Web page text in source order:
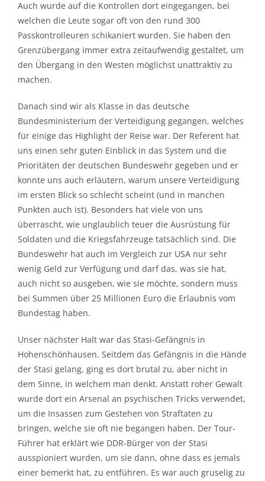
Auch wurde auf die Kontrollen dort eingegangen, bei
welchen die Leute sogar oft von den rund 300
Passkontrolleuren schikaniert wurden. Sie haben den
Grenzübergang immer extra zeitaufwendig gestaltet, um
den Übergang in den Westen möglichst unattraktiv zu
machen.
Danach sind wir als Klasse in das deutsche
Bundesministerium der Verteidigung gegangen, welches
für einige das Highlight der Reise war. Der Referent hat
uns einen sehr guten Einblick in das System und die
Prioritäten der deutschen Bundeswehr gegeben und er
konnte uns auch erläutern, warum unsere Verteidigung
im ersten Blick so schlecht scheint (und in manchen
Punkten auch ist). Besonders hat viele von uns
überrascht, wie unglaublich teuer die Ausrüstung für
Soldaten und die Kriegsfahrzeuge tatsächlich sind. Die
Bundeswehr hat auch im Vergleich zur USA nur sehr
wenig Geld zur Verfügung und darf das, was sie hat,
auch nicht so ausgeben, wie sie möchte, sondern muss
bei Summen über 25 Millionen Euro die Erlaubnis vom
Bundestag haben.
Unser nächster Halt war das Stasi-Gefängnis in
Hohenschönhausen. Seitdem das Gefängnis in die Hände
der Stasi gelang, ging es dort brutal zu, aber nicht in
dem Sinne, in welchem man denkt. Anstatt roher Gewalt
wurde dort ein Arsenal an psychischen Tricks verwendet,
um die Insassen zum Gestehen von Straftaten zu
bringen, welche sie oft nie begangen haben. Der Tour-
Führer hat erklärt wie DDR-Bürger von der Stasi
ausspioniert wurden, um sie dann, ohne dass es jemals
einer bemerkt hat, zu entführen. Es war auch gruselig zu